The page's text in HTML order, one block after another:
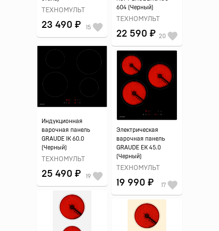
ТЕХНОМУЛЬТ
23 490 ₽ 15
604 (Черный)
ТЕХНОМУЛЬТ
22 590 ₽ 20
Индукционная
варочная панель
GRAUDE IK 60.0
(Черный)
ТЕХНОМУЛЬТ
25 490 ₽ 19
Электрическая
варочная панель
GRAUDE EK 45.0
(Черный)
ТЕХНОМУЛЬТ
19 990 ₽ 17